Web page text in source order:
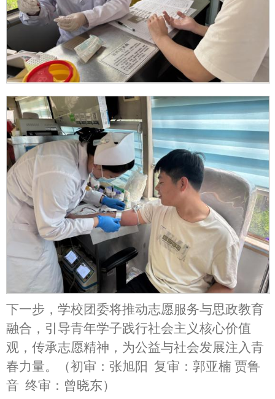
下一步，学校团委将推动志愿服务与思政教育
融合，引导青年学子践行社会主义核心价值
观，传承志愿精神，为公益与社会发展注入青
春力量。（初审：张旭阳 复审：郭亚楠 贾鲁
音 终审：曾晓东）